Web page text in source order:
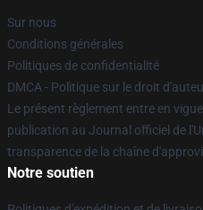
Sur nous
Conditions générales
Politiques de confidentialité
DMCA - Politique sur le droit
Le présent règlement entre en
publication au Journal officiel de
transparence de la chaîne
Notre soutien